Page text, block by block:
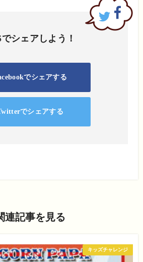
でシェアしよう！
でシェアする
でシェアする
連記事を見る
キッズチャレンジ